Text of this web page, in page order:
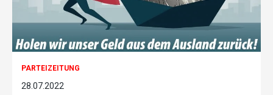
PARTEIZEITUNG
28.07.2022